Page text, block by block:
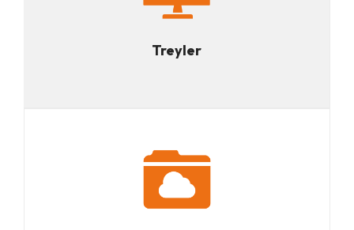
Treyler